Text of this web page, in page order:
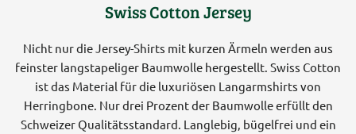
Swiss Cotton Jersey
Nicht nur die Jersey-Shirts mit kurzen Ärmeln werden aus
feinster langstapeliger Baumwolle hergestellt. Swiss Cotton
ist das Material für die luxuriösen Langarmshirts von
Herringbone. Nur drei Prozent der Baumwolle erfüllt den
Schweizer Qualitätsstandard. Langlebig, bügelfrei und ein